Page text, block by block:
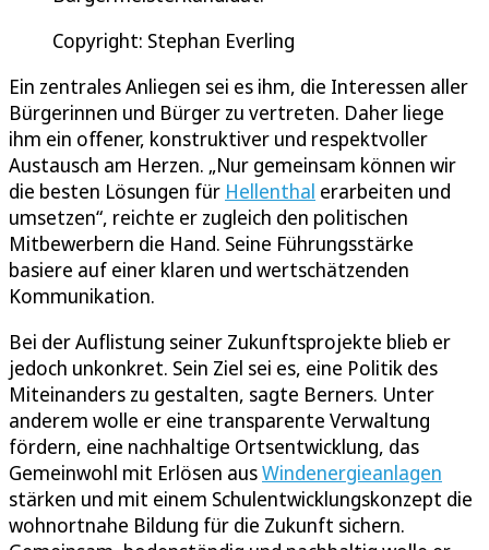
Copyright: Stephan Everling
Ein zentrales Anliegen sei es ihm, die Interessen aller
Bürgerinnen und Bürger zu vertreten. Daher liege
ihm ein offener, konstruktiver und respektvoller
Austausch am Herzen. „Nur gemeinsam können wir
die besten Lösungen für Hellenthal erarbeiten und
umsetzen“, reichte er zugleich den politischen
Mitbewerbern die Hand. Seine Führungsstärke
basiere auf einer klaren und wertschätzenden
Kommunikation.
Bei der Auflistung seiner Zukunftsprojekte blieb er
jedoch unkonkret. Sein Ziel sei es, eine Politik des
Miteinanders zu gestalten, sagte Berners. Unter
anderem wolle er eine transparente Verwaltung
fördern, eine nachhaltige Ortsentwicklung, das
Gemeinwohl mit Erlösen ausWindenergieanlagen
stärken und mit einem Schulentwicklungskonzept die
wohnortnahe Bildung für die Zukunft sichern.